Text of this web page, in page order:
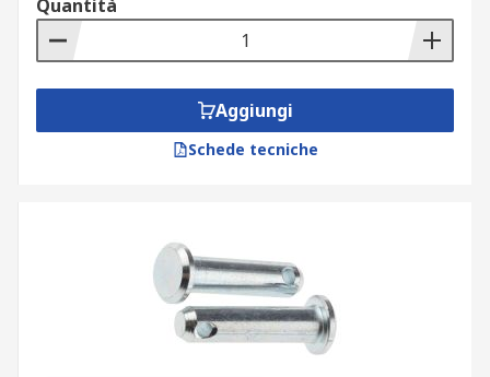
Quantità
Aggiungi
Schede tecniche